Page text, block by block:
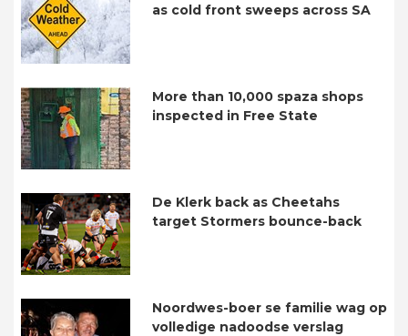
as cold front sweeps across SA
More than 10,000 spaza shops
inspected in Free State
De Klerk back as Cheetahs
target Stormers bounce-back
Noordwes-boer se familie wag op
volledige nadoodse verslag